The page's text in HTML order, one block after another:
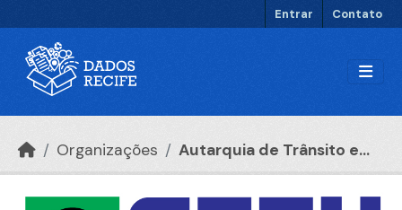
Entrar Contato
Organizações Autarquia de Trânsito e...